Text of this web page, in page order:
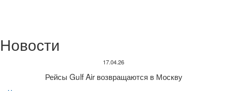
Новости
17.04.26
Рейсы Gulf Air возвращаются в Москву